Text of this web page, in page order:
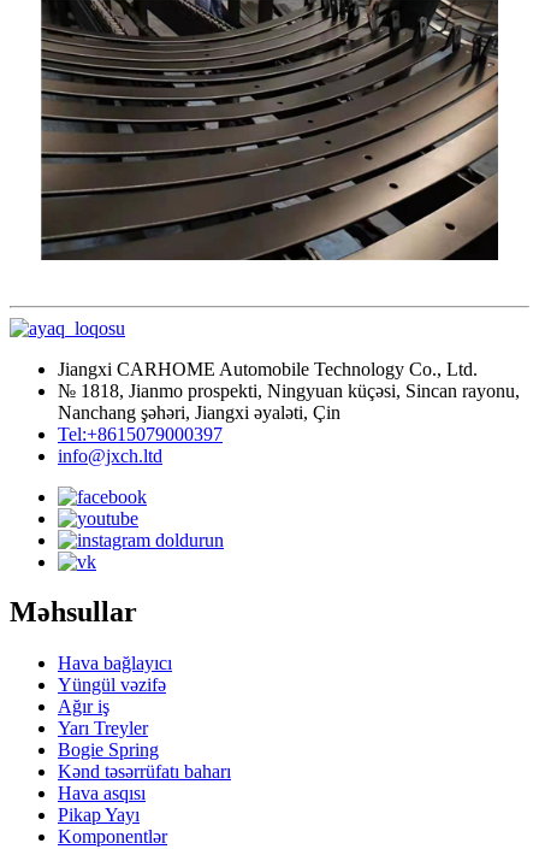
Jiangxi CARHOME Automobile Technology Co., Ltd.
№ 1818, Jianmo prospekti, Ningyuan küçəsi, Sincan rayonu,
Nanchang şəhəri, Jiangxi əyaləti, Çin
Tel:+8615079000397
info@jxch.ltd
Məhsullar
Hava bağlayıcı
Yüngül vəzifə
Ağır iş
Yarı Treyler
Bogie Spring
Kənd təsərrüfatı baharı
Hava asqısı
Pikap Yayı
Komponentlər